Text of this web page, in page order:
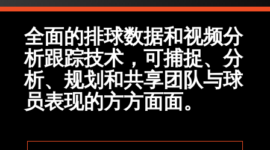
全面的排球数据和视频分
析跟踪技术，可捕捉、分
析、规划和共享团队与球
员表现的方方面面。